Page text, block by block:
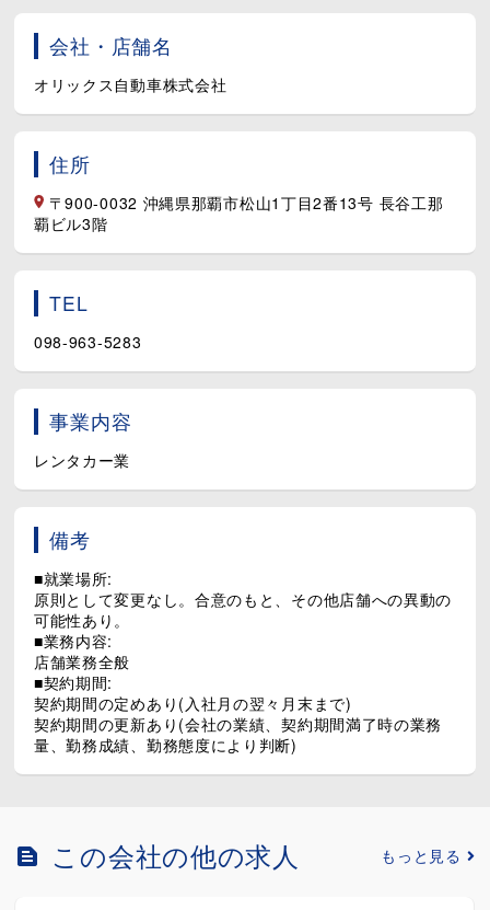
会社・店舗名
オリックス自動車株式会社
住所
〒900-0032 沖縄県那覇市松山1丁目2番13号 長谷工那
覇ビル3階
TEL
098-963-5283
事業内容
レンタカー業
備考
■就業場所:
原則として変更なし。合意のもと、その他店舗への異動の
可能性あり。
■業務内容:
店舗業務全般
■契約期間:
契約期間の定めあり(入社月の翌々月末まで)
契約期間の更新あり(会社の業績、契約期間満了時の業務
量、勤務成績、勤務態度により判断)
この会社の他の求人 もっと見る